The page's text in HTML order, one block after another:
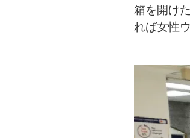
箱を開け
れば女性